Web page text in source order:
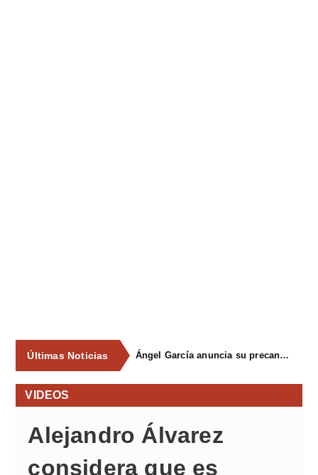
Últimas Noticias Ángel García anuncia su precandidatura para optar a la reelección como alcalde de Siero en 2027
VIDEOS
Alejandro Álvarez
considera que es